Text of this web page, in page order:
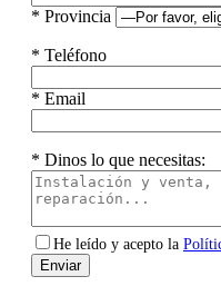
* Provincia
* Teléfono
* Email
* Dinos lo que necesitas:
He leído y acepto la